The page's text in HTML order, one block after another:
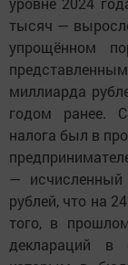
тысяч —
упрощённом
миллиарда
годом ранее.
налога был в
—
рублей, что на
того, в
деклараций